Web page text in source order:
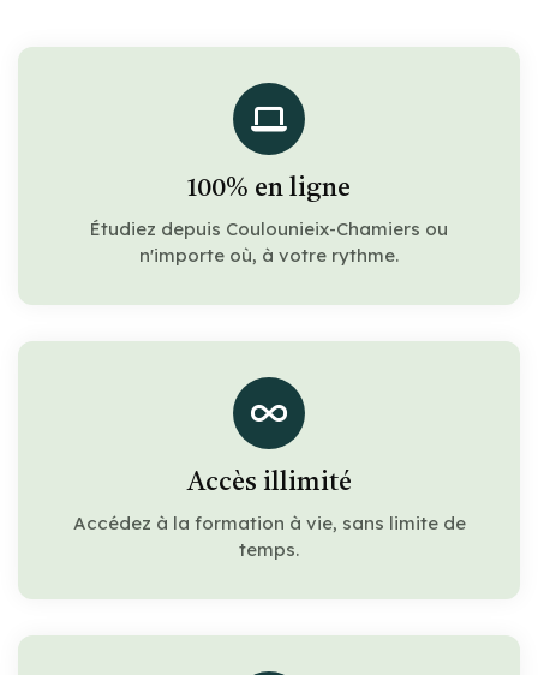
100% en ligne
Étudiez depuis Coulounieix-Chamiers ou
n'importe où, à votre rythme.
Accès illimité
Accédez à la formation à vie, sans limite de
temps.